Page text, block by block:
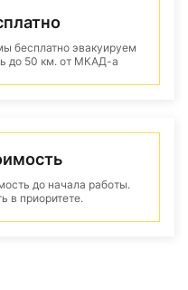
бесплатно эвакуируем
до 50 км. от МКАД-а
до начала работы.
в приоритете.